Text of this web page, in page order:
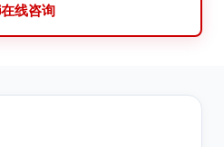
在线咨询